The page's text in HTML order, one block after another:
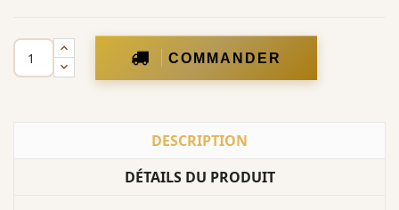
COMMANDER
DESCRIPTION
DÉTAILS DU PRODUIT